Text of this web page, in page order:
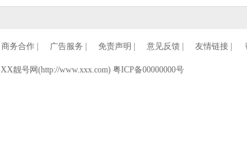
商务合作| 广告服务 免责声明 意见反馈| 友情链接|
XX靓号网(http://www.xxx.com) 粤ICP备00000000号